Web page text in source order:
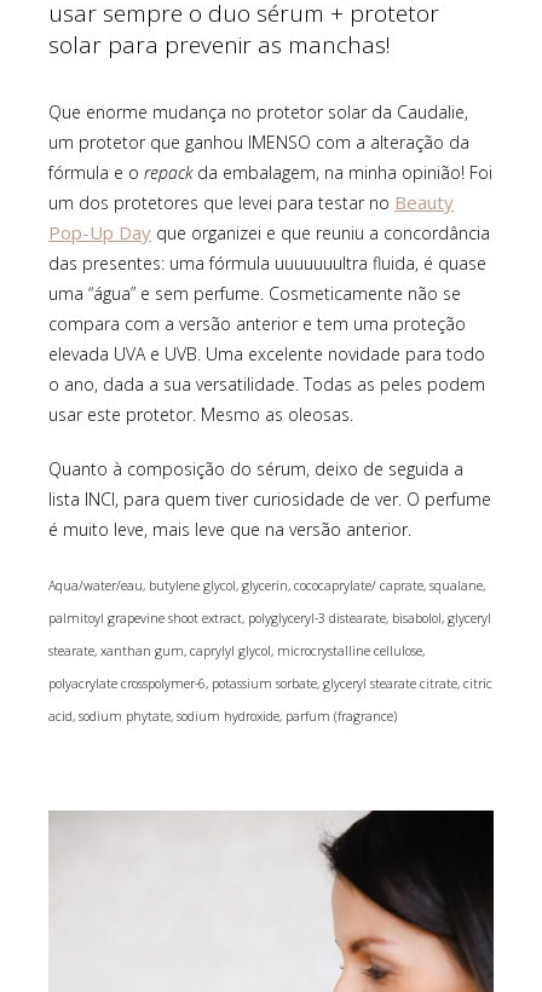
usar sempre o duo sérum + protetor
solar para prevenir as manchas!
Que enorme mudança no protetor solar da Caudalie,
um protetor que ganhou IMENSO com a alteração da
fórmula e o repackda embalagem, na minha opinião! Foi
um dos protetores que levei para testar no Beauty
Pop-Up Day que organizei e que reuniu a concordância
das presentes: uma fórmula uuuuuuultra fluida, é quase
uma “água” e sem perfume. Cosmeticamente não se
compara com a versão anterior e tem uma proteção
elevada UVA e UVB. Uma excelente novidade para todo
o ano, dada a sua versatilidade. Todas as peles podem
usar este protetor. Mesmo as oleosas.
Quanto à composição do sérum, deixo de seguida a
lista INCI, para quem tiver curiosidade de ver. O perfume
é muito leve, mais leve que na versão anterior.
Aqua/water/eau, butylene glycol, glycerin, cococaprylate/ caprate, squalane,
palmitoyl grapevine shoot extract, polyglyceryl-3 distearate, bisabolol, glyceryl
stearate, xanthan gum, caprylyl glycol, microcrystalline cellulose,
polyacrylate crosspolymer-6, potassium sorbate, glyceryl stearate citrate, citric
acid, sodium phytate, sodium hydroxide, parfum (fragrance)